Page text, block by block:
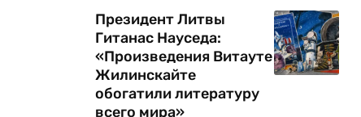
Президент Литвы
Гитанас Науседа:
«Произведения Витауте
Жилинскайте
обогатили литературу
всего мира»